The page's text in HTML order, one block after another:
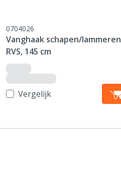
0704026
Vanghaak schapen/lammeren
RVS, 145 cm
Vergelijk